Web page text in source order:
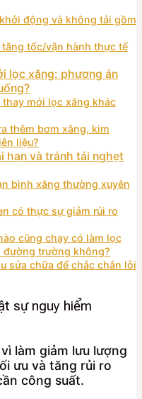
động và không tải gồm
tốc/vận hành thực tế
lọc xăng: phương án
mới lọc xăng khác
thêm bơm xăng, kim
liệu?
hạn và tránh tái nghẹt
bình xăng thường xuyên
có thực sự giảm rủi ro
cũng chạy có làm lọc
trường không?
sửa chữa để chắc chắn lỗi
sự nguy hiểm
làm giảm lưu lượng
ưu và tăng rủi ro
công suất.